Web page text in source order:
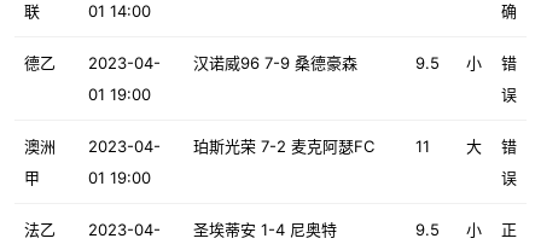
联
01 14:00
确
德乙
2023-04-
01 19:00
汉诺威96 7-9 桑德豪森 9.5 小
错
误
澳洲
甲
2023-04-
01 19:00
珀斯光荣 7-2 麦克阿瑟FC 11 大
错
误
法乙
2023-04-
圣埃蒂安 1-4 尼奥特 9.5 小
正